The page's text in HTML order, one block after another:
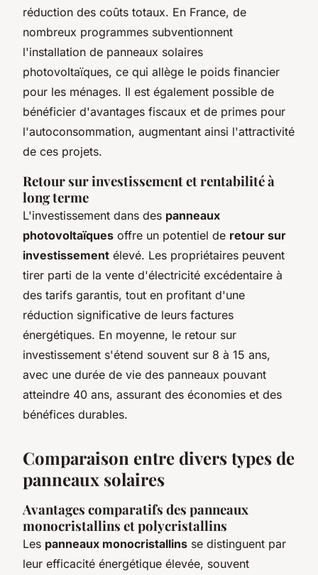
réduction des coûts totaux. En France, de
nombreux programmes subventionnent
l'installation de panneaux solaires
photovoltaïques, ce qui allège le poids financier
pour les ménages. Il est également possible de
bénéficier d'avantages fiscaux et de primes pour
l'autoconsommation, augmentant ainsi l'attractivité
de ces projets.
Retour sur investissement et rentabilité à
long terme
L'investissement dans des panneaux
photovoltaïques offre un potentiel de retour sur
investissement élevé. Les propriétaires peuvent
tirer parti de la vente d'électricité excédentaire à
des tarifs garantis, tout en profitant d'une
réduction significative de leurs factures
énergétiques. En moyenne, le retour sur
investissement s'étend souvent sur 8 à 15 ans,
avec une durée de vie des panneaux pouvant
atteindre 40 ans, assurant des économies et des
bénéfices durables.
Comparaison entre divers types de
panneaux solaires
Avantages comparatifs des panneaux
monocristallins et polycristallins
Les panneaux monocristallins se distinguent par
leur efficacité énergétique élevée, souvent